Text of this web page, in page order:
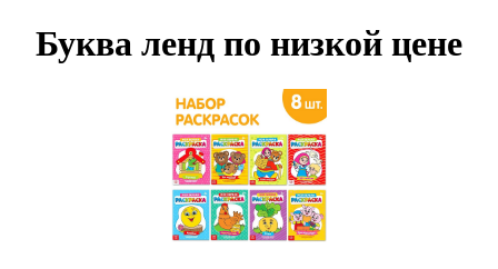
Буква ленд по низкой цене